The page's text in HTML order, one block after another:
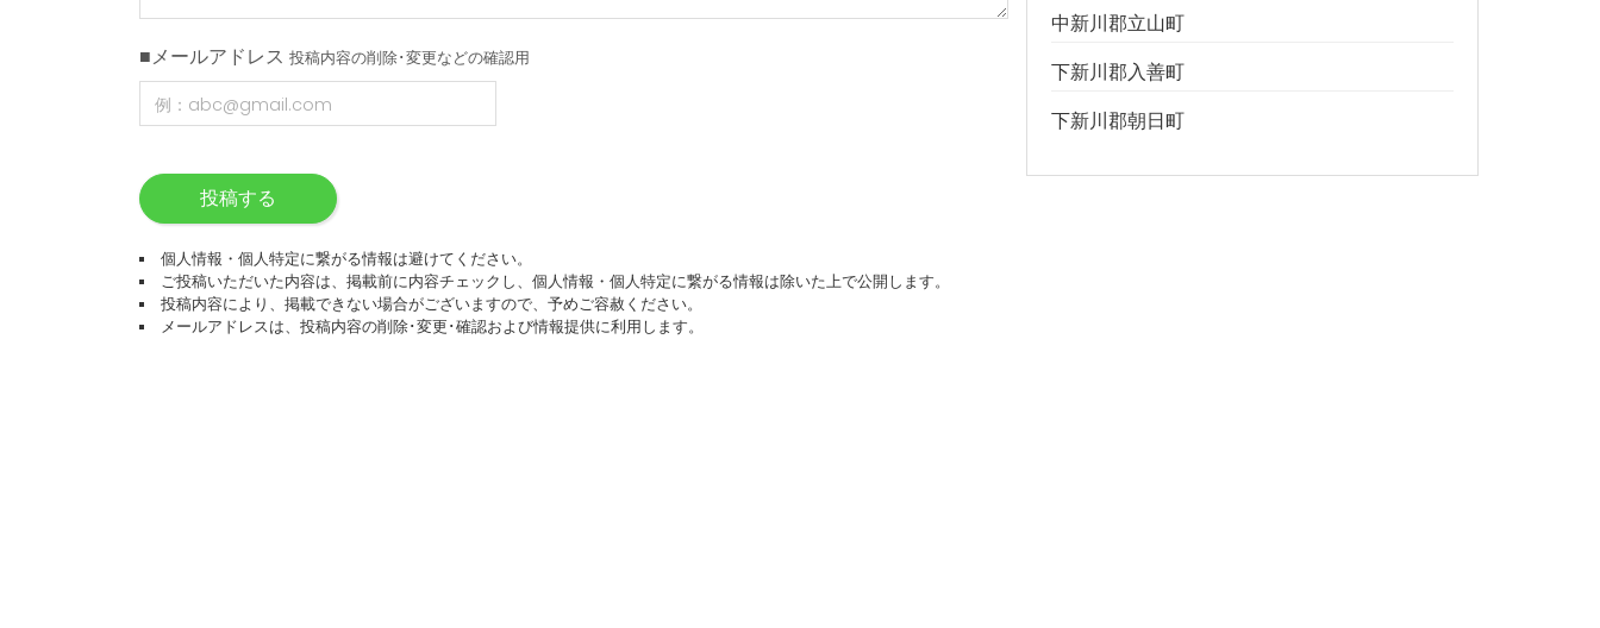
■メールアドレス 投稿内容の削除･変更などの確認用
投稿する
個人情報・個人特定に繋がる情報は避けてください。
ご投稿いただいた内容は、掲載前に内容チェックし、個人情報・個人特定に繋がる情報は除いた上で公開します。
投稿内容により、掲載できない場合がございますので、予めご容赦ください。
メールアドレスは、投稿内容の削除･変更･確認および情報提供に利用します。
中新川郡立山町
下新川郡入善町
下新川郡朝日町